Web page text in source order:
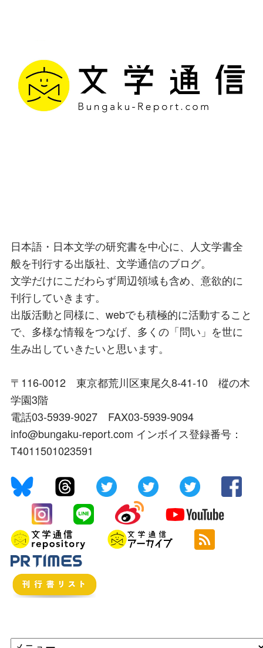
日本語・日本文学の研究書を中心に、人文学書全
般を刊行する出版社、文学通信のブログ。
文学だけにこだわらず周辺領域も含め、意欲的に
刊行していきます。
出版活動と同様に、webでも積極的に活動すること
で、多様な情報をつなげ、多くの「問い」を世に
生み出していきたいと思います。
〒116-0012 東京都荒川区東尾久8-41-10 樅の木
学園3階
電話03-5939-9027 FAX03-5939-9094
info@bungaku-report.com インボイス登録番号：
T4011501023591